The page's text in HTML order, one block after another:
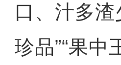
口、汁多
珍品”“果中